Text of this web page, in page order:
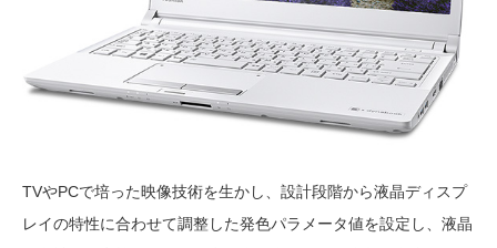
TVやPCで培った映像技術を生かし、設計段階から液晶ディスプ
レイの特性に合わせて調整した発色パラメータ値を設定し、液晶